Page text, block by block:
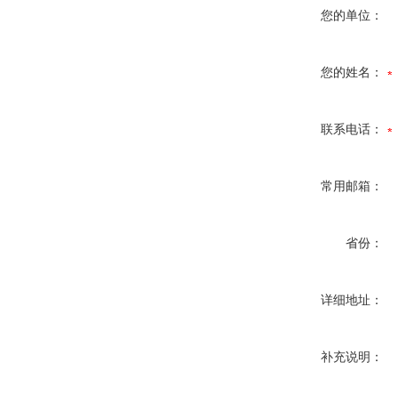
您的单位：
您的姓名：
联系电话：
常用邮箱：
省份：
详细地址：
补充说明：